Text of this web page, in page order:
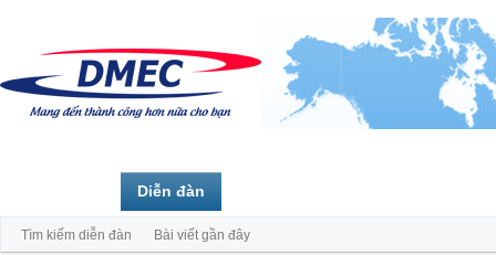
Diễn đàn
Tìm kiếm diễn đàn Bài viết gần đây